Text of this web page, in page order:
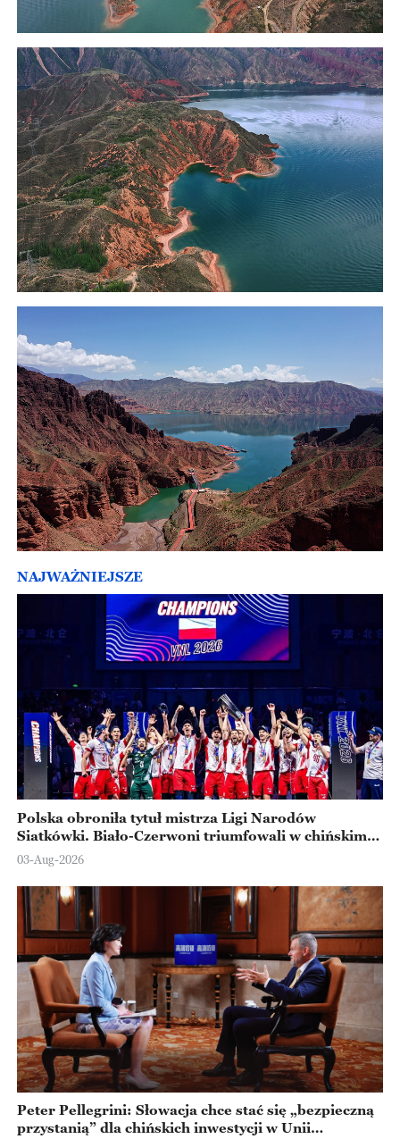
NAJWAŻNIEJSZE
Polska obroniła tytuł mistrza Ligi Narodów
Siatkówki. Biało-Czerwoni triumfowali w chińskim
Ningbo
03-Aug-2026
Peter Pellegrini: Słowacja chce stać się „bezpieczną
przystanią” dla chińskich inwestycji w Unii